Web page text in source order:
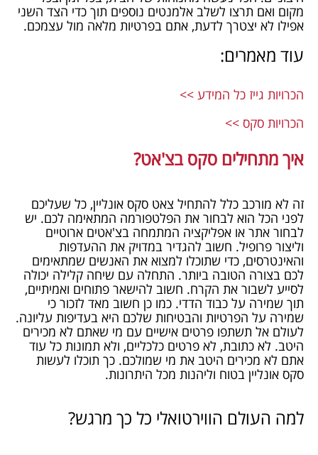
מקום ואם תרצו לשלב אלמנטים נוספים תוך כדי הצד השני
אפילו לא יצטרך לדעת, אתם בפרטיות מלאה מול עצמכם.
עוד מאמרים:
הכרויות גייז כל המידע >>
הכרויות סקס >>
איך מתחילים סקס בצ'אט?
זה לא מורכב כלל להתחיל צאט סקס אונליין, כל שעליכם
לפני הכל הוא לבחור את הפלטפורמה המתאימה לכם. יש
לבחור אתר או אפליקציה המתמחה בצ'אטים ארוטיים
וליצור פרופיל. חשוב להגדיר במדויק את ההעדפות
והאינטרסים, כדי שתוכלו למצוא את האנשים שמתאימים
לכם בצורה הטובה ביותר. התחלה עם שיחה קלילה יכולה
לסייע לשבור את הקרח. חשוב להישאר פתוחים ואמיתיים,
תוך שמירה על כבוד הדדי. כמו כן חשוב מאד לזכור כי
שמירה על הפרטיות והבטיחות שלכם היא בעדיפות עליונה.
לעולם אל תשתפו פרטים אישיים עם מי שאתם לא מכירים
היטב. לא כתובת, לא פרטים כלכליים, ולא תמונות כל עוד
אתם לא מכירים היטב את מי שמולכם. כך תוכלו לעשות
סקס אונליין בטוח וליהנות מכל היתרונות.
למה העולם הווירטואלי כל כך מרגש?